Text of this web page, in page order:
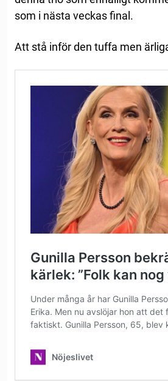
som i nästa veckas final.
Att stå inför den tuffa men